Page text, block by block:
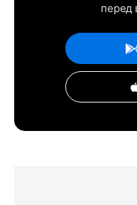
перед